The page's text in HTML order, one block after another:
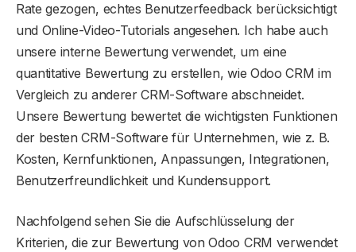
Rate gezogen, echtes Benutzerfeedback berücksichtigt
und Online-Video-Tutorials angesehen. Ich habe auch
unsere interne Bewertung verwendet, um eine
quantitative Bewertung zu erstellen, wie Odoo CRM im
Vergleich zu anderer CRM-Software abschneidet.
Unsere Bewertung bewertet die wichtigsten Funktionen
der besten CRM-Software für Unternehmen, wie z. B.
Kosten, Kernfunktionen, Anpassungen, Integrationen,
Benutzerfreundlichkeit und Kundensupport.
Nachfolgend sehen Sie die Aufschlüsselung der
Kriterien, die zur Bewertung von Odoo CRM verwendet